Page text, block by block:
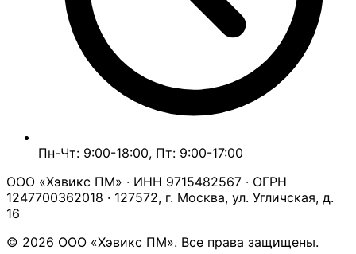
Пн-Чт: 9:00-18:00, Пт: 9:00-17:00
ООО «Хэвикс ПМ» · ИНН 9715482567 · ОГРН
1247700362018 · 127572, г. Москва, ул. Угличская, д.
16
© 2026 ООО «Хэвикс ПМ». Все права защищены.